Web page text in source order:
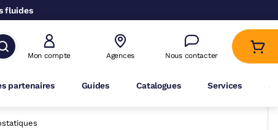
fluides
Mon compte Agences Nous contacter
partenaires Guides Catalogues Services